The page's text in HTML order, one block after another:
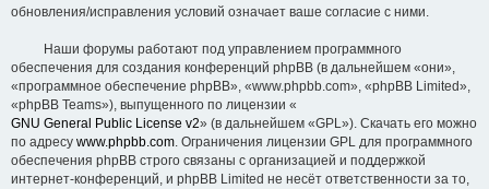
обновления/исправления условий означает ваше согласие с ними.
Наши форумы работают под управлением программного
обеспечения для создания конференций phpBB (в дальнейшем «они»,
«программное обеспечение phpBB», «www.phpbb.com», «phpBB Limited»,
«phpBB Teams»), выпущенного по лицензии «
GNU General Public License v2» (в дальнейшем «GPL»). Скачать его можно
по адресу www.phpbb.com. Ограничения лицензии GPL для программного
обеспечения phpBB строго связаны с организацией и поддержкой
интернет-конференций, и phpBB Limited не несёт ответственности за то,